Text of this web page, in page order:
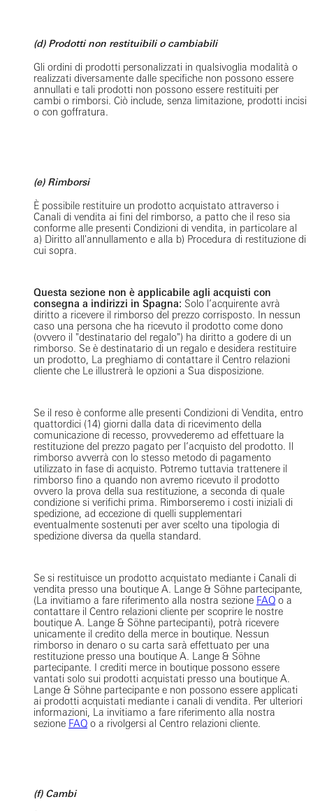
(d) Prodotti non restituibili o cambiabili
Gli ordini di prodotti personalizzati in qualsivoglia modalità o
realizzati diversamente dalle specifiche non possono essere
annullati e tali prodotti non possono essere restituiti per
cambi o rimborsi. Ciò include, senza limitazione, prodotti incisi
o con goffratura.
(e) Rimborsi
È possibile restituire un prodotto acquistato attraverso i
Canali di vendita ai fini del rimborso, a patto che il reso sia
conforme alle presenti Condizioni di vendita, in particolare al
a) Diritto all'annullamento e alla b) Procedura di restituzione di
cui sopra.
Questa sezione non è applicabile agli acquisti con
consegna a indirizzi in Spagna: Solo l’acquirente avrà
diritto a ricevere il rimborso del prezzo corrisposto. In nessun
caso una persona che ha ricevuto il prodotto come dono
(ovvero il "destinatario del regalo") ha diritto a godere di un
rimborso. Se è destinatario di un regalo e desidera restituire
un prodotto, La preghiamo di contattare il Centro relazioni
cliente che Le illustrerà le opzioni a Sua disposizione.
Se il reso è conforme alle presenti Condizioni di Vendita, entro
quattordici (14) giorni dalla data di ricevimento della
comunicazione di recesso, provvederemo ad effettuare la
restituzione del prezzo pagato per l’acquisto del prodotto. Il
rimborso avverrà con lo stesso metodo di pagamento
utilizzato in fase di acquisto. Potremo tuttavia trattenere il
rimborso fino a quando non avremo ricevuto il prodotto
ovvero la prova della sua restituzione, a seconda di quale
condizione si verifichi prima. Rimborseremo i costi iniziali di
spedizione, ad eccezione di quelli supplementari
eventualmente sostenuti per aver scelto una tipologia di
spedizione diversa da quella standard.
Se si restituisce un prodotto acquistato mediante i Canali di
vendita presso una boutique A. Lange & Söhne partecipante,
(La invitiamo a fare riferimento alla nostra sezione FAQ o a
contattare il Centro relazioni cliente per scoprire le nostre
boutique A. Lange & Söhne partecipanti), potrà ricevere
unicamente il credito della merce in boutique. Nessun
rimborso in denaro o su carta sarà effettuato per una
restituzione presso una boutique A. Lange & Söhne
partecipante. I crediti merce in boutique possono essere
vantati solo sui prodotti acquistati presso una boutique A.
Lange & Söhne partecipante e non possono essere applicati
ai prodotti acquistati mediante i canali di vendita. Per ulteriori
informazioni, La invitiamo a fare riferimento alla nostra
sezione FAQ o a rivolgersi al Centro relazioni cliente.
(f) Cambi